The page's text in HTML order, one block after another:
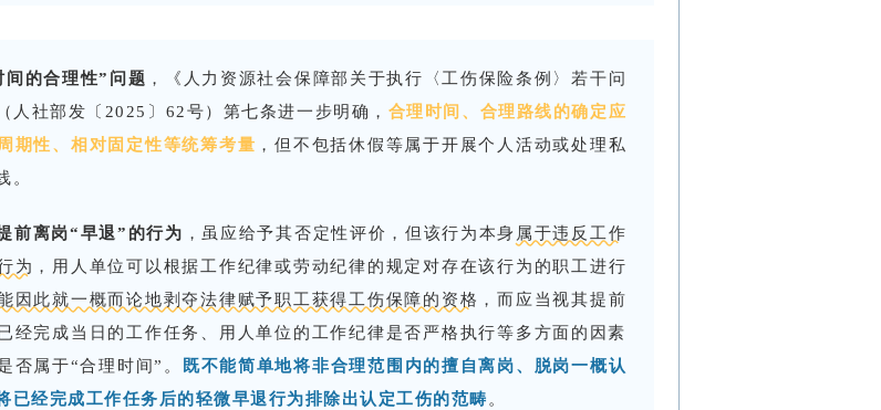
间的合理性”问题 ，《人力资源社会保障部关于执行〈工伤保险条例〉若干问
人社部发〔2025〕62号）第七条进一步明确， 合理时间、合理路线的确定应
期性、相对固定性等统筹考量 ，但不包括休假等属于开展个人活动或处理私
。
前离岗“早退”的行为 ，虽应给予其否定性评价，但该行为本身 属于违反工作
为 ，用人单位可以根据工作纪律或劳动纪律的规定对存在该行为的职工进行
因此就一概而论地剥夺法律赋予职工获得工伤保障的资格 ，而应当视其提前
经完成当日的工作任务、用人单位的工作纪律是否严格执行等多方面的因素
否属于“合理时间”。
既不能简单地将非合理范围内的擅自离岗、脱岗一概认
已经完成工作任务后的轻微早退行为排除出认定工伤的范畴 。